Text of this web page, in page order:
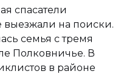
спасатели
выезжали на поиски.
семья с тремя
Полковничье. В
в районе